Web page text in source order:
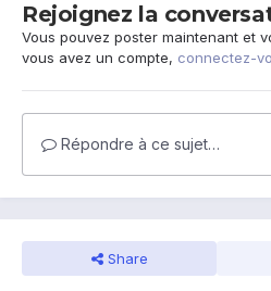
Rejoignez la
Vous pouvez poster maintenant et
vous avez un compte, connectez-
Répondre à ce sujet…
Share